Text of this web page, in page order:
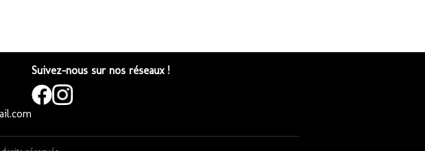
Suivez-nous sur nos réseaux !